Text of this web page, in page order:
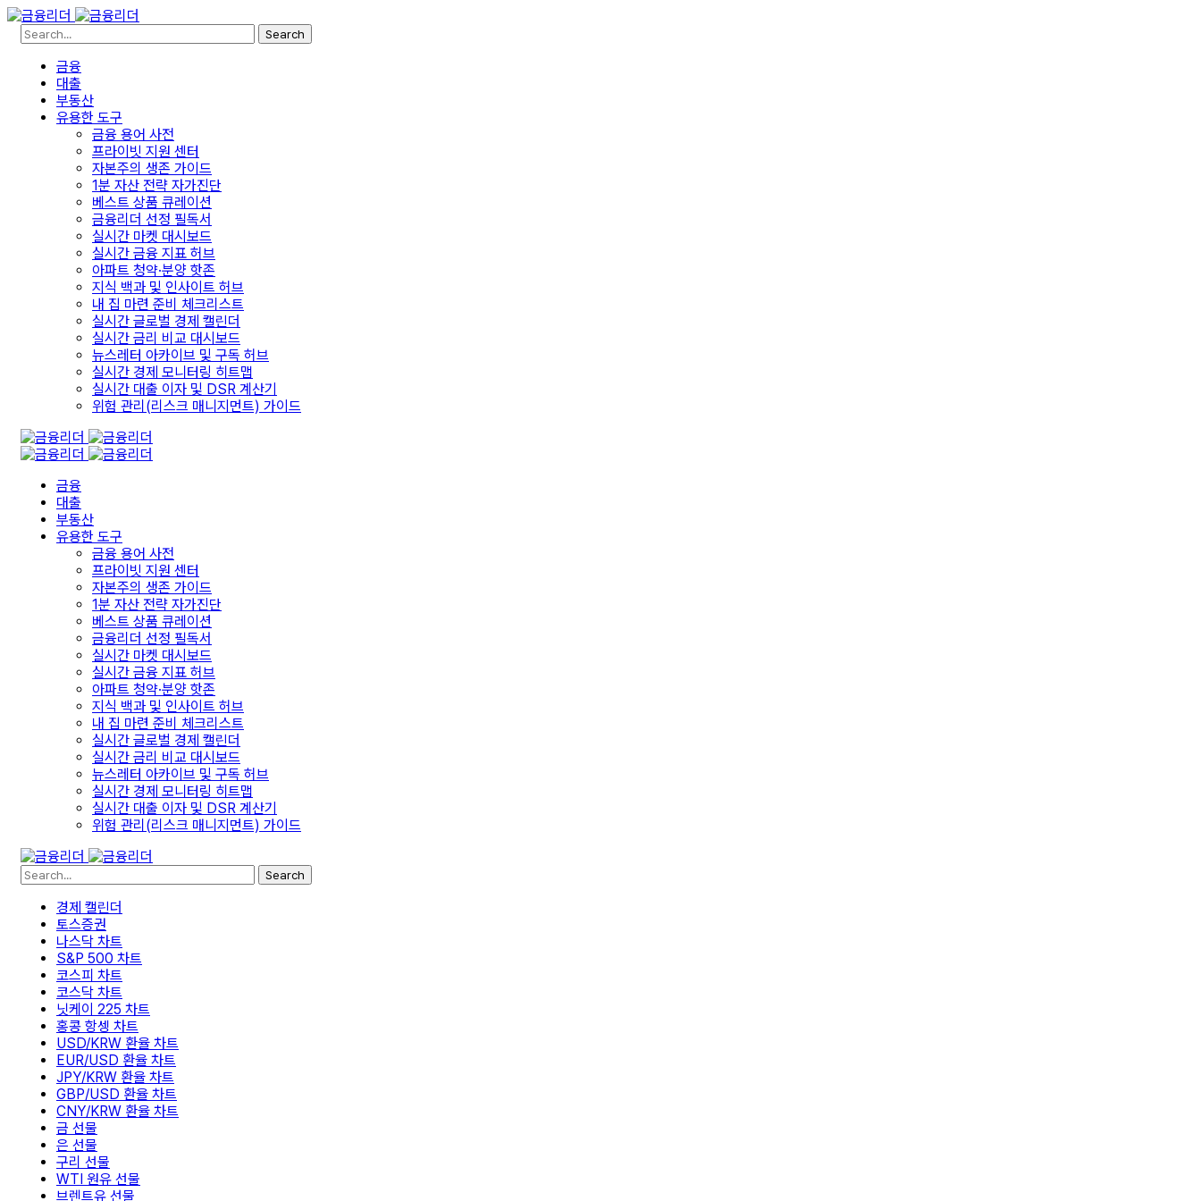
Search
금융
대출
부동산
유용한 도구
금융 용어 사전
프라이빗 지원 센터
자본주의 생존 가이드
1분 자산 전략 자가진단
베스트 상품 큐레이션
금융리더 선정 필독서
실시간 마켓 대시보드
실시간 금융 지표 허브
아파트 청약·분양 핫존
지식 백과 및 인사이트 허브
내 집 마련 준비 체크리스트
실시간 글로벌 경제 캘린더
실시간 금리 비교 대시보드
뉴스레터 아카이브 및 구독 허브
실시간 경제 모니터링 히트맵
실시간 대출 이자 및 DSR 계산기
위험 관리(리스크 매니지먼트) 가이드
금융
대출
부동산
유용한 도구
금융 용어 사전
프라이빗 지원 센터
자본주의 생존 가이드
1분 자산 전략 자가진단
베스트 상품 큐레이션
금융리더 선정 필독서
실시간 마켓 대시보드
실시간 금융 지표 허브
아파트 청약·분양 핫존
지식 백과 및 인사이트 허브
내 집 마련 준비 체크리스트
실시간 글로벌 경제 캘린더
실시간 금리 비교 대시보드
뉴스레터 아카이브 및 구독 허브
실시간 경제 모니터링 히트맵
실시간 대출 이자 및 DSR 계산기
위험 관리(리스크 매니지먼트) 가이드
Search
경제 캘린더
토스증권
나스닥 차트
S&P 500 차트
코스피 차트
코스닥 차트
닛케이 225 차트
홍콩 항셍 차트
USD/KRW 환율 차트
EUR/USD 환율 차트
JPY/KRW 환율 차트
GBP/USD 환율 차트
CNY/KRW 환율 차트
금 선물
은 선물
구리 선물
WTI 원유 선물
브렌트유 선물